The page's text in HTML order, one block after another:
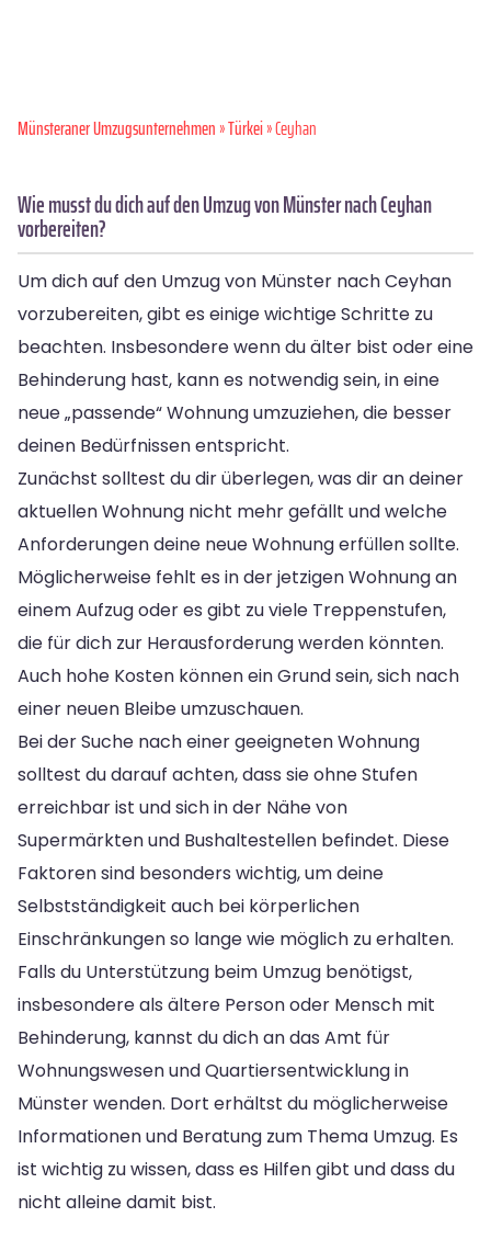
Münsteraner Umzugsunternehmen»Türkei» Ceyhan
Wie musst du dich auf den Umzug von Münster nach Ceyhan
vorbereiten?
Um dich auf den Umzug von Münster nach Ceyhan
vorzubereiten, gibt es einige wichtige Schritte zu
beachten. Insbesondere wenn du älter bist oder eine
Behinderung hast, kann es notwendig sein, in eine
neue „passende“ Wohnung umzuziehen, die besser
deinen Bedürfnissen entspricht.
Zunächst solltest du dir überlegen, was dir an deiner
aktuellen Wohnung nicht mehr gefällt und welche
Anforderungen deine neue Wohnung erfüllen sollte.
Möglicherweise fehlt es in der jetzigen Wohnung an
einem Aufzug oder es gibt zu viele Treppenstufen,
die für dich zur Herausforderung werden könnten.
Auch hohe Kosten können ein Grund sein, sich nach
einer neuen Bleibe umzuschauen.
Bei der Suche nach einer geeigneten Wohnung
solltest du darauf achten, dass sie ohne Stufen
erreichbar ist und sich in der Nähe von
Supermärkten und Bushaltestellen befindet. Diese
Faktoren sind besonders wichtig, um deine
Selbstständigkeit auch bei körperlichen
Einschränkungen so lange wie möglich zu erhalten.
Falls du Unterstützung beim Umzug benötigst,
insbesondere als ältere Person oder Mensch mit
Behinderung, kannst du dich an das Amt für
Wohnungswesen und Quartiersentwicklung in
Münster wenden. Dort erhältst du möglicherweise
Informationen und Beratung zum Thema Umzug. Es
ist wichtig zu wissen, dass es Hilfen gibt und dass du
nicht alleine damit bist.